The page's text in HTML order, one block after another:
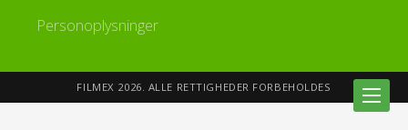
Personoplysninger
FILMEX 2026. ALLE RETTIGHEDER FORBEHOLDES